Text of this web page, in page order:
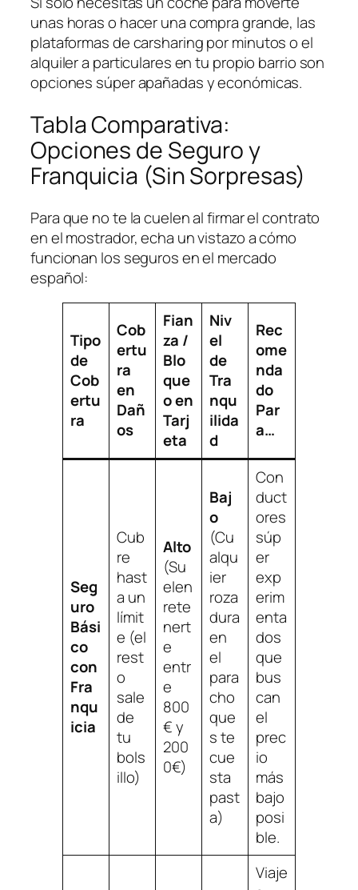
unas horas o hacer una compra grande, las
plataformas decarsharingpor minutos o el
alquiler a particulares en tu propio barrio son
opciones súper apañadas y económicas.
Tabla Comparativa:
Opciones de Seguro y
Franquicia (Sin Sorpresas)
Para que no te la cuelen al firmar el contrato
en el mostrador, echa un vistazo a cómo
funcionan los seguros en el mercado
español:
Tipo
de
Cob
ertu
ra
Cob
ertu
ra
en
Dañ
os
Fian
za /
Blo
que
o en
Tarj
eta
Niv
el
de
Tra
nqu
ilida
d
Rec
ome
nda
do
Par
a…
Seg
uro
Bási
co
con
Fra
nqu
icia
Cub
re
hast
a un
límit
e (el
rest
o
sale
de
tu
bols
illo)
Alto
(Su
elen
rete
nert
e
entr
e
800
€ y
200
0€)
Baj
o
(Cu
alqu
ier
roza
dura
en
el
para
cho
que
s te
cue
sta
past
a)
Con
duct
ores
súp
er
exp
erim
enta
dos
que
bus
can
el
prec
io
más
bajo
posi
ble.
Viaje